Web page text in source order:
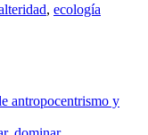
, ecología
antropocentrismo y